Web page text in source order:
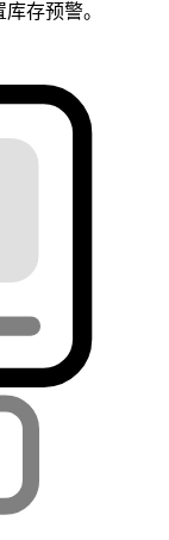
存预警。